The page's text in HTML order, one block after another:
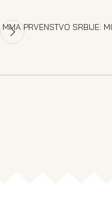
MMA PRVENSTVO SRBIJE: